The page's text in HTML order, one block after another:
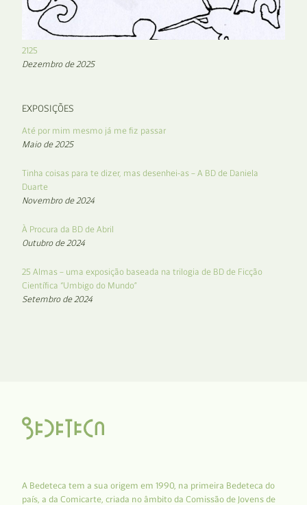
2125
Dezembro de 2025
EXPOSIÇÕES
Até por mim mesmo já me fiz passar
Maio de 2025
Tinha coisas para te dizer, mas desenhei-as – A BD de Daniela
Duarte
Novembro de 2024
À Procura da BD de Abril
Outubro de 2024
25 Almas – uma exposição baseada na trilogia de BD de Ficção
Científica “Umbigo do Mundo”
Setembro de 2024
A Bedeteca tem a sua origem em 1990, na primeira Bedeteca do
país, a da Comicarte, criada no âmbito da Comissão de Jovens de